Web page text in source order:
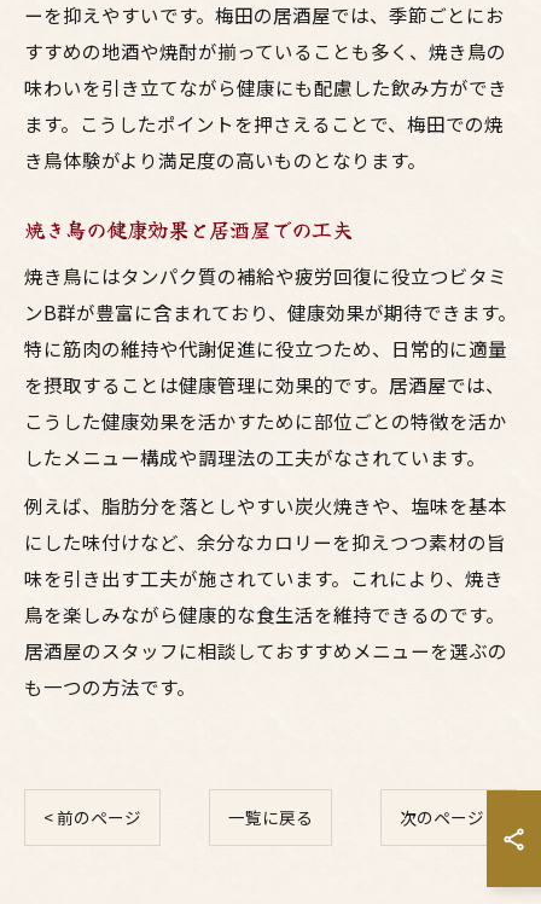
ーを抑えやすいです。梅田の居酒屋では、季節ごとにお
すすめの地酒や焼酎が揃っていることも多く、焼き鳥の
味わいを引き立てながら健康にも配慮した飲み方ができ
ます。こうしたポイントを押さえることで、梅田での焼
き鳥体験がより満足度の高いものとなります。
焼き鳥の健康効果と居酒屋での工夫
焼き鳥にはタンパク質の補給や疲労回復に役立つビタミ
ンB群が豊富に含まれており、健康効果が期待できます。
特に筋肉の維持や代謝促進に役立つため、日常的に適量
を摂取することは健康管理に効果的です。居酒屋では、
こうした健康効果を活かすために部位ごとの特徴を活か
したメニュー構成や調理法の工夫がなされています。
例えば、脂肪分を落としやすい炭火焼きや、塩味を基本
にした味付けなど、余分なカロリーを抑えつつ素材の旨
味を引き出す工夫が施されています。これにより、焼き
鳥を楽しみながら健康的な食生活を維持できるのです。
居酒屋のスタッフに相談しておすすめメニューを選ぶの
も一つの方法です。
< 前のページ 一覧に戻る 次のページ >